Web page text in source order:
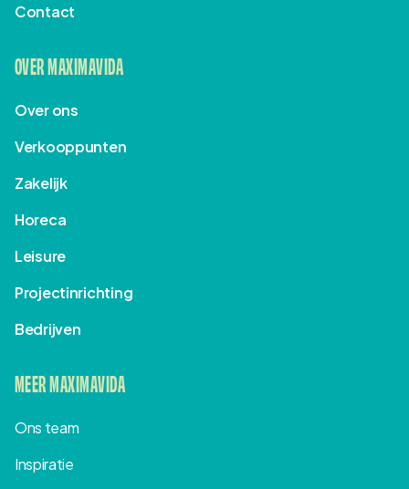
Contact
OVER MAXIMAVIDA
Over ons
Verkooppunten
Zakelijk
Horeca
Leisure
Projectinrichting
Bedrijven
MEER MAXIMAVIDA
Ons team
Inspiratie